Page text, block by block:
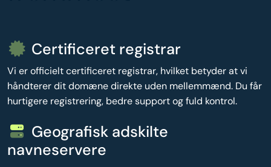
Certificeret registrar
Vi er officielt certificeret registrar, hvilket betyder at vi
håndterer dit domæne direkte uden mellemmænd. Du får
hurtigere registrering, bedre support og fuld kontrol.
Geografisk adskilte
navneservere